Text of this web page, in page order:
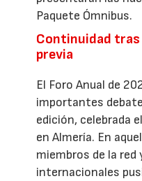
Paquete Ómnibus.
Continuidad tras
previa
El Foro Anual de
importantes
edición, celebrada
en Almería. En
miembros de la
internacionales